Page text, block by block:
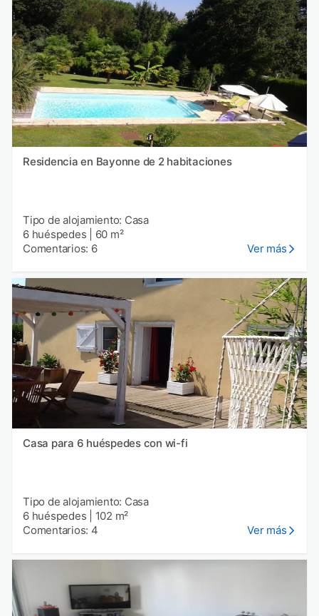
Residencia en Bayonne de 2 habitaciones
Tipo de alojamiento: Casa
6 huéspedes
60 m²
Comentarios: 6
Ver más
Casa para 6 huéspedes con wi-fi
Tipo de alojamiento: Casa
6 huéspedes
102 m²
Comentarios: 4
Ver más